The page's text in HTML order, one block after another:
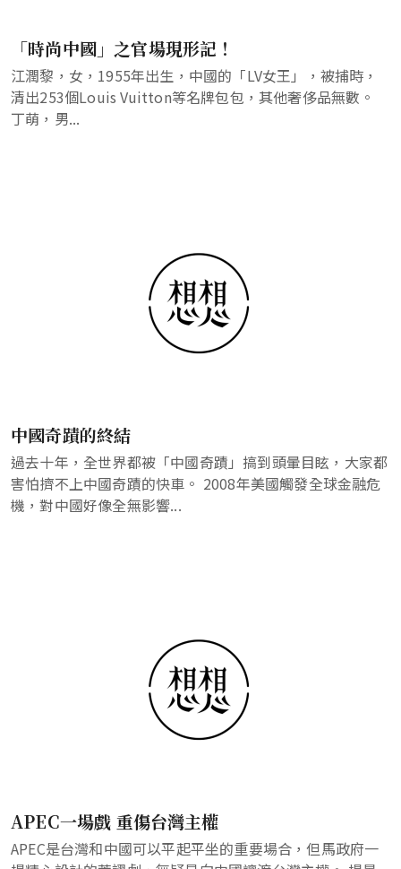
「時尚中國」之官場現形記！
江潤黎，女，1955年出生，中國的「LV女王」，被捕時，
清出253個Louis Vuitton等名牌包包，其他奢侈品無數。
丁萌，男...
中國奇蹟的終結
過去十年，全世界都被「中國奇蹟」搞到頭暈目眩，大家都
害怕擠不上中國奇蹟的快車。 2008年美國觸發全球金融危
機，對中國好像全無影響...
APEC一場戲 重傷台灣主權
APEC是台灣和中國可以平起平坐的重要場合，但馬政府一